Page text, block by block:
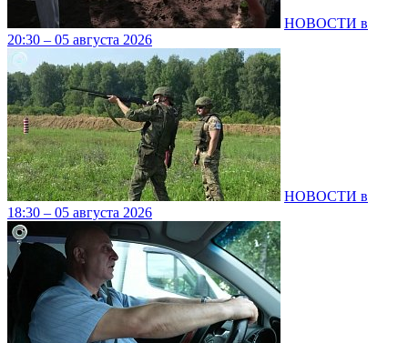
НОВОСТИ в
20:30 – 05 августа 2026
НОВОСТИ в
18:30 – 05 августа 2026